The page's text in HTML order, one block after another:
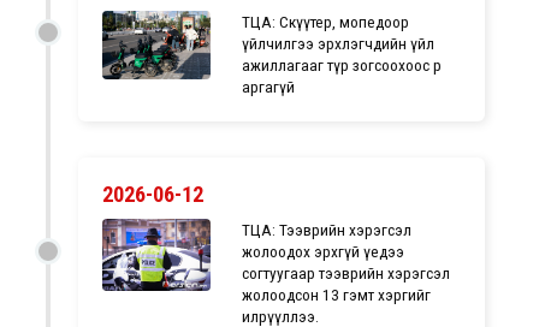
ТЦА: Скүүтер, мопедоор
үйлчилгээ эрхлэгчдийн үйл
ажиллагааг түр зогсоохоос өөр
аргагүй
2026-06-12
ТЦА: Тээврийн хэрэгсэл
жолоодох эрхгүй үедээ
согтуугаар тээврийн хэрэгсэл
жолоодсон 13 гэмт хэргийг
илрүүллээ.